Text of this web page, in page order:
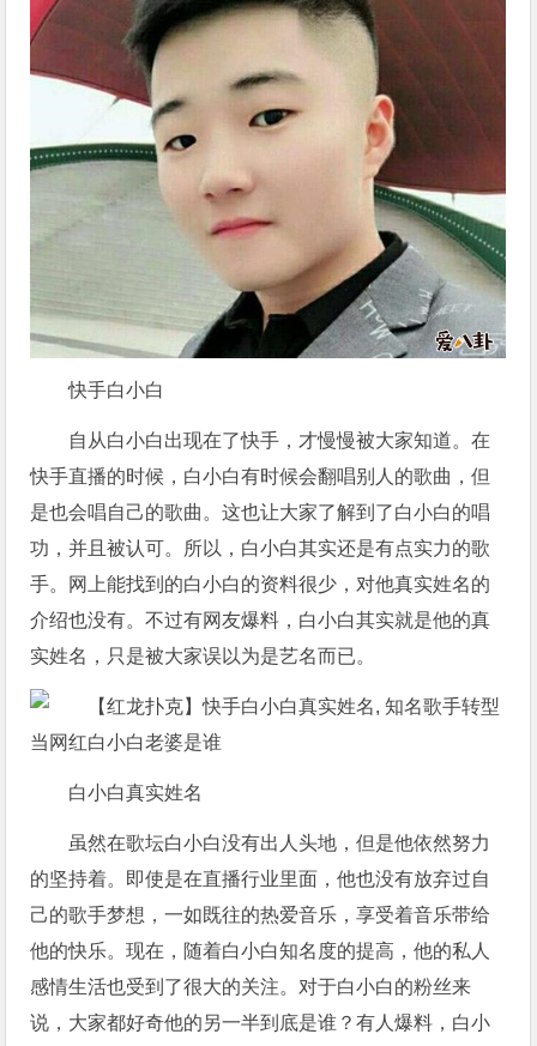
快手白小白
自从白小白出现在了快手，才慢慢被大家知道。在
快手直播的时候，白小白有时候会翻唱别人的歌曲，但
是也会唱自己的歌曲。这也让大家了解到了白小白的唱
功，并且被认可。所以，白小白其实还是有点实力的歌
手。网上能找到的白小白的资料很少，对他真实姓名的
介绍也没有。不过有网友爆料，白小白其实就是他的真
实姓名，只是被大家误以为是艺名而已。
白小白真实姓名
虽然在歌坛白小白没有出人头地，但是他依然努力
的坚持着。即使是在直播行业里面，他也没有放弃过自
己的歌手梦想，一如既往的热爱音乐，享受着音乐带给
他的快乐。现在，随着白小白知名度的提高，他的私人
感情生活也受到了很大的关注。对于白小白的粉丝来
说，大家都好奇他的另一半到底是谁？有人爆料，白小